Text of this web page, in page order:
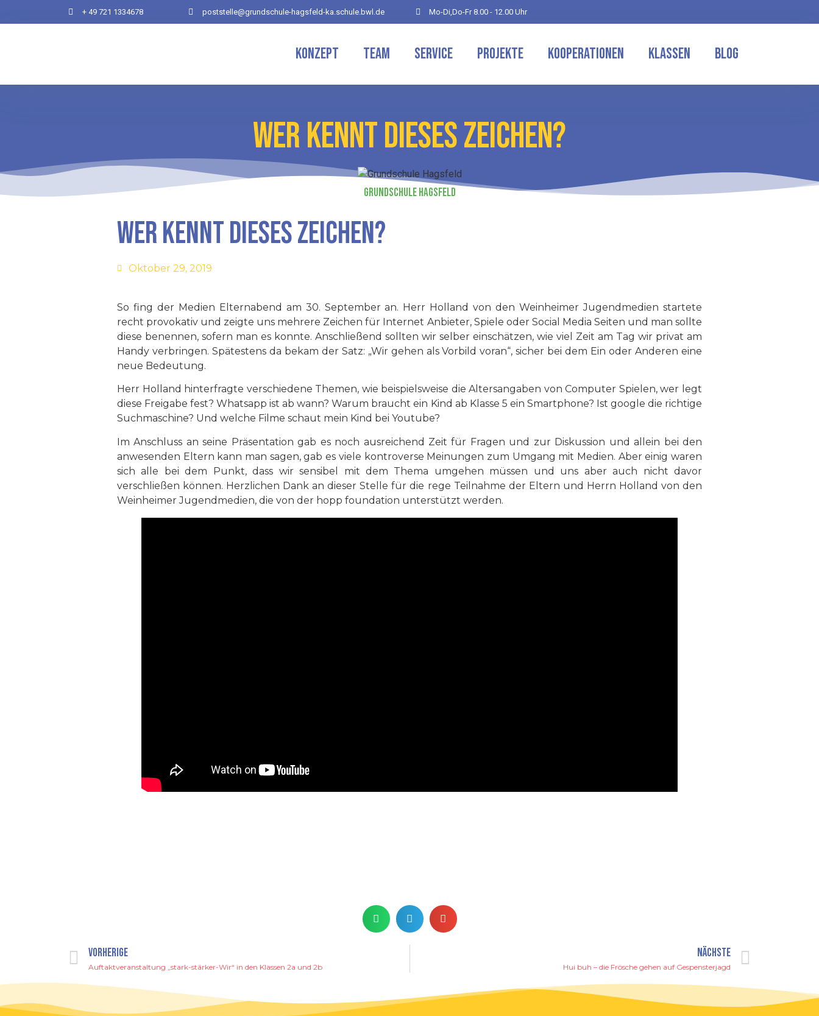
+ 49 721 1334678 poststelle@grundschule-hagsfeld-ka.schule.bwl.de Mo-Di,Do-Fr 8.00 - 12.00 Uhr
Konzept Team Service Projekte Kooperationen Klassen Blog
WER KENNT DIESES ZEICHEN?
Grundschule Hagsfeld
Wer kennt dieses Zeichen?
Oktober 29, 2019
So fing der Medien Elternabend am 30. September an. Herr Holland von den Weinheimer Jugendmedien startete
recht provokativ und zeigte uns mehrere Zeichen für Internet Anbieter, Spiele oder Social Media Seiten und man sollte
diese benennen, sofern man es konnte. Anschließend sollten wir selber einschätzen, wie viel Zeit am Tag wir privat am
Handy verbringen. Spätestens da bekam der Satz: „Wir gehen als Vorbild voran“, sicher bei dem Ein oder Anderen eine
neue Bedeutung.
Herr Holland hinterfragte verschiedene Themen, wie beispielsweise die Altersangaben von Computer Spielen, wer legt
diese Freigabe fest? Whatsapp ist ab wann? Warum braucht ein Kind ab Klasse 5 ein Smartphone? Ist google die richtige
Suchmaschine? Und welche Filme schaut mein Kind bei Youtube?
Im Anschluss an seine Präsentation gab es noch ausreichend Zeit für Fragen und zur Diskussion und allein bei den
anwesenden Eltern kann man sagen, gab es viele kontroverse Meinungen zum Umgang mit Medien. Aber einig waren
sich alle bei dem Punkt, dass wir sensibel mit dem Thema umgehen müssen und uns aber auch nicht davor
verschließen können. Herzlichen Dank an dieser Stelle für die rege Teilnahme der Eltern und Herrn Holland von den
Weinheimer Jugendmedien, die von der hopp foundation unterstützt werden.
VORHERIGE
Auftaktveranstaltung „stark-stärker-Wir“ in den Klassen 2a und 2b
NÄCHSTE
Hui buh – die Frösche gehen auf Gespensterjagd